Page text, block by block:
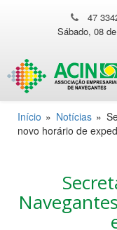
47
Sábado, 08
Início » Notícias»
novo horário de